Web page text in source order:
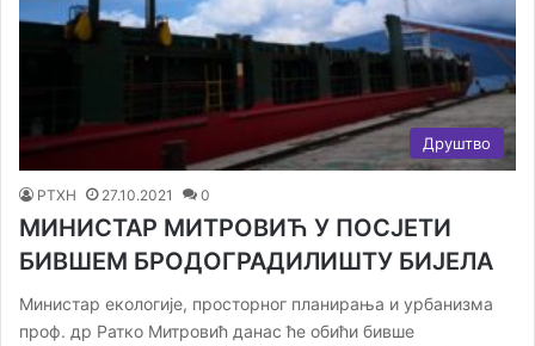
Друштво
РТХН 27.10.2021 0
МИНИСТАР МИТРОВИЋ У ПОСЈЕТИ
БИВШЕМ БРОДОГРАДИЛИШТУ БИЈЕЛА
Министар екологије, просторног планирања и урбанизма
проф. др Ратко Митровић данас ће обићи бивше